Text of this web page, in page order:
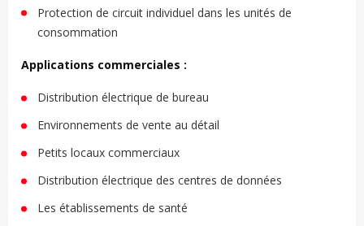
Protection de circuit individuel dans les unités de
consommation
Applications commerciales :
Distribution électrique de bureau
Environnements de vente au détail
Petits locaux commerciaux
Distribution électrique des centres de données
Les établissements de santé